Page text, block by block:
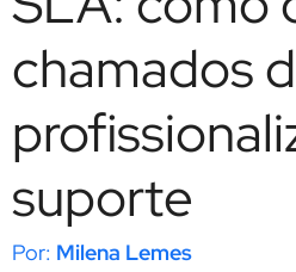
chamados
suporte
Milena Lemes